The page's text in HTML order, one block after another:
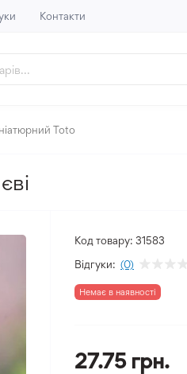
Контакти
Toto
Код товару: 31583
Відгуки: (0)
Немає в наявності
27.75 грн.